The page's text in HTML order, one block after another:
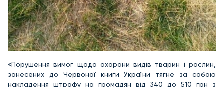
«Порушення вимог щодо охорони видів тварин і рослин,
занесених до Червоної книги України тягне за собою
накладення штрафу на громадян від 340 до 510 грн з